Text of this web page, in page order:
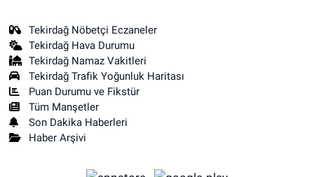
Tekirdağ Nöbetçi Eczaneler
Tekirdağ Hava Durumu
Tekirdağ Namaz Vakitleri
Tekirdağ Trafik Yoğunluk Haritası
Puan Durumu ve Fikstür
Tüm Manşetler
Son Dakika Haberleri
Haber Arşivi